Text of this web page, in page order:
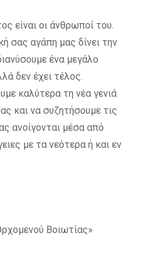
είναι οι άνθρωποί του.
σας αγάπη μας δίνει την
ένα μεγάλο
δεν έχει τέλος.
καλύτερα τη νέα γενιά
και να συζητήσουμε τις
ανοίγονται μέσα από
με τα νεότερα ή και εν
Βοιωτίας»